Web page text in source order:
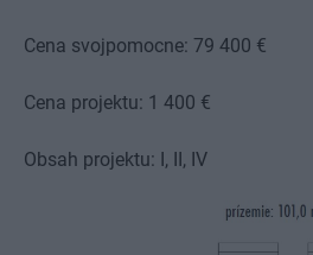
Cena svojpomocne: 79 400 €
Cena projektu: 1 400 €
Obsah projektu: I, II, IV